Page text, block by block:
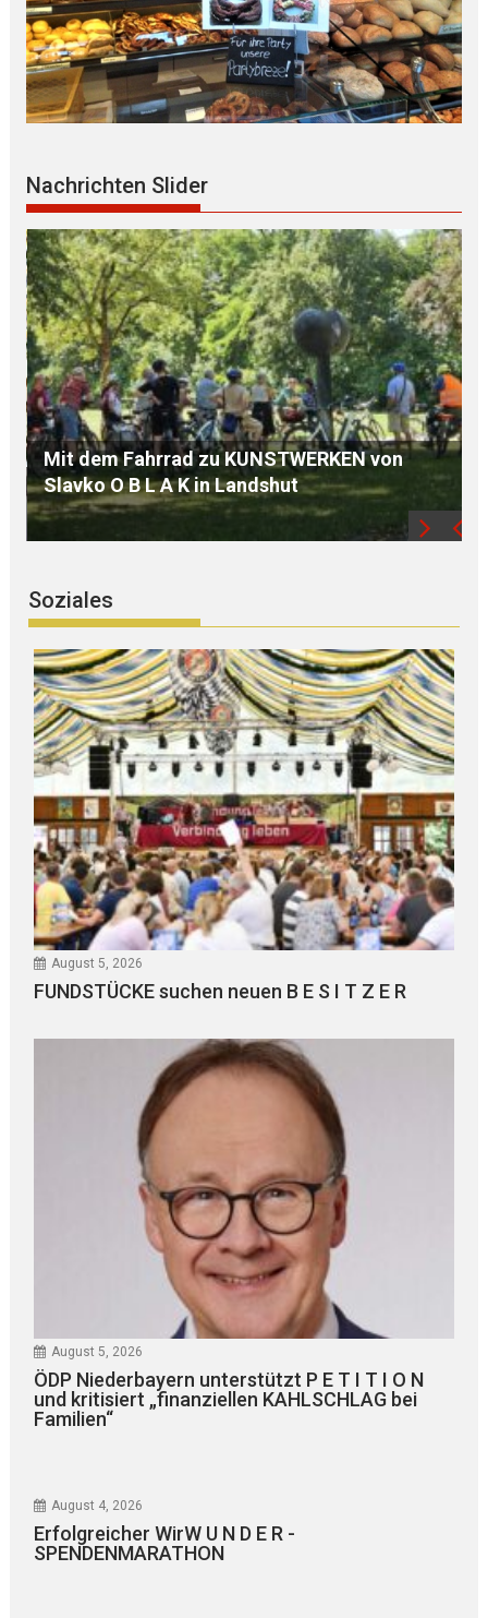
Nachrichten Slider
ÖDP Niederbayern unterstützt P E T I T I O N
und kritisiert „finanziellen KAHLSCHLAG bei
Familien“
Soziales
August 5, 2026
FUNDSTÜCKE suchen neuen B E S I T Z E R
August 5, 2026
ÖDP Niederbayern unterstützt P E T I T I O N
und kritisiert „finanziellen KAHLSCHLAG bei
Familien“
August 4, 2026
Erfolgreicher WirW U N D E R -
SPENDENMARATHON